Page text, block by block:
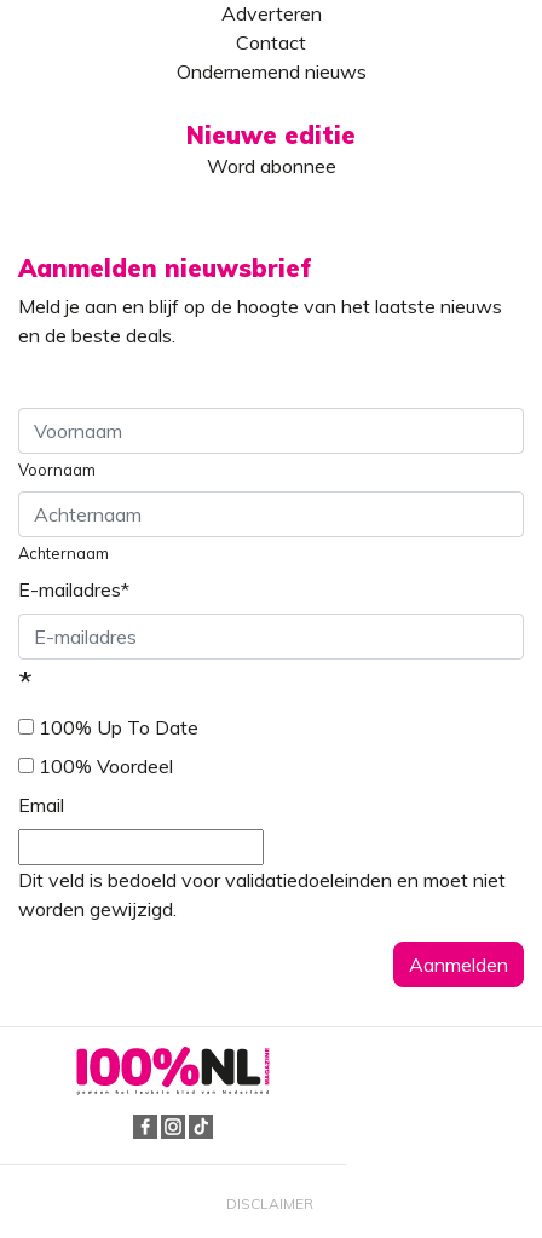
Adverteren
Contact
Ondernemend nieuws
Nieuwe editie
Word abonnee
Aanmelden nieuwsbrief
Meld je aan en blijf op de hoogte van het laatste nieuws
en de beste deals.
Voornaam
Achternaam
E-mailadres*
*
100% Up To Date
100% Voordeel
Email
Dit veld is bedoeld voor validatiedoeleinden en moet niet
worden gewijzigd.
DISCLAIMER